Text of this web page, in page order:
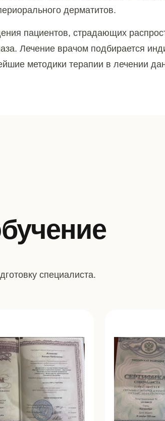
дерматитов.
пациентов, страдающих
Лечение врачом подбирается
методики терапии в лечении
специалиста.